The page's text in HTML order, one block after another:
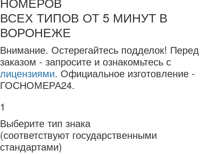
ВСЕХ ТИПОВ ОТ 5 МИНУТ В
ВОРОНЕЖЕ
Внимание. Остерегайтесь подделок! Перед
заказом - запросите и ознакомьтесь с
лицензиями. Официальное изготовление -
ГОСНОМЕРА24.
1
Выберите тип знака
(соответствуют государственными
стандартами)